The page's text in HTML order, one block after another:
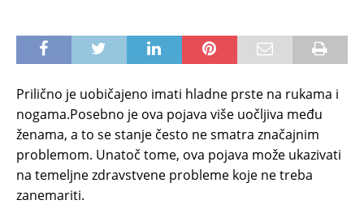
Prilično je uobičajeno imati hladne prste na rukama i
nogama.Posebno je ova pojava više uočljiva među
ženama, a to se stanje često ne smatra značajnim
problemom. Unatoč tome, ova pojava može ukazivati ​​
na temeljne zdravstvene probleme koje ne treba
zanemariti.